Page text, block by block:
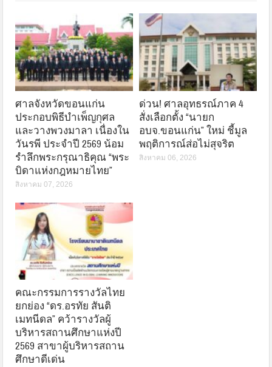
ศาลจังหวัดขอนแก่น
ประกอบพิธีบำเพ็ญกุศล
และวางพวงมาลา เนื่องใน
วันรพี ประจำปี 2569 น้อม
รำลึกพระกรุณาธิคุณ “พระ
บิดาแห่งกฎหมายไทย”
สิงหาคม 07, 2026
ด่วน! ศาลอุทธรณ์ภาค 4
สั่งเลือกตั้ง “นายก
อบจ.ขอนแก่น” ใหม่ ชี้มูล
พฤติการณ์ส่อไม่สุจริต
สิงหาคม 06, 2026
คณะกรรมการรางวัลไทย
ยกย่อง “ดร.อรทัย สันติ
เมทนีดล” คว้ารางวัลผู้
บริหารสถานศึกษาแห่งปี
2569 สาขาผู้บริหารสถาน
ศึกษาดีเด่น